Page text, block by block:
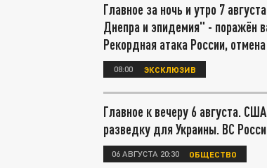
Главное за ночь и утро 7
Днепра и эпидемия" - поражён
Рекордная атака России,
08:00 ЭКСКЛЮЗИВ
Главное к вечеру 6 августа.
разведку для Украины. ВС
06 АВГУСТА 20:30 ОБЩЕСТВО